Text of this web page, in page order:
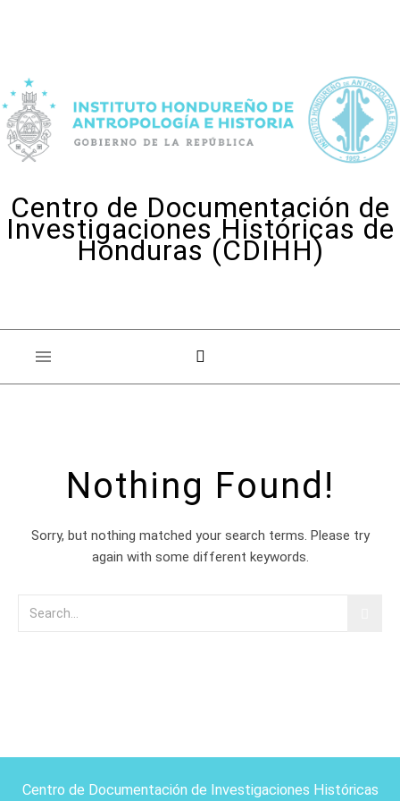
Centro de Documentación de
Investigaciones Históricas de
Honduras (CDIHH)
Nothing Found!
Sorry, but nothing matched your search terms. Please try
again with some different keywords.
Centro de Documentación de Investigaciones Históricas